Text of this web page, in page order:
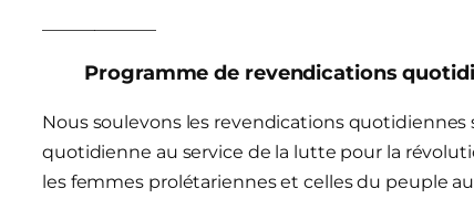
Programme de revendications
Nous soulevons les revendications
quotidienne au service de la lutte pour la
les femmes prolétariennes et celles du peuple